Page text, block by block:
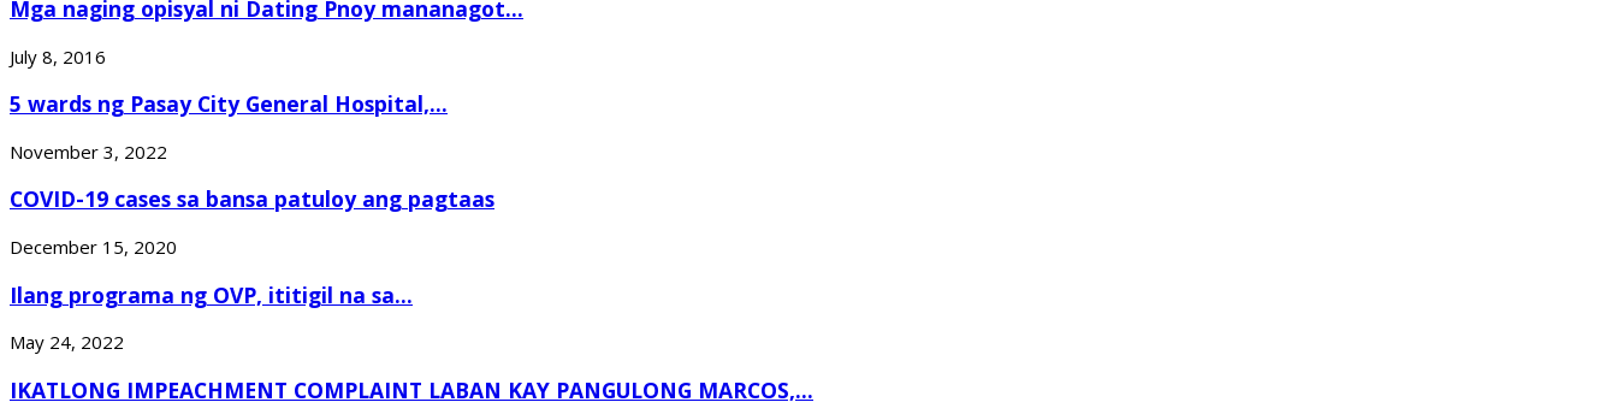
Mga naging opisyal ni Dating Pnoy mananagot...
July 8, 2016
5 wards ng Pasay City General Hospital,...
November 3, 2022
COVID-19 cases sa bansa patuloy ang pagtaas
December 15, 2020
Ilang programa ng OVP, ititigil na sa...
May 24, 2022
IKATLONG IMPEACHMENT COMPLAINT LABAN KAY PANGULONG MARCOS,...